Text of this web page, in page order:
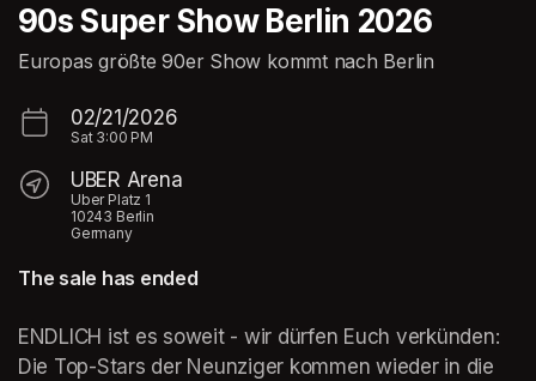
90s Super Show Berlin 2026
Europas größte 90er Show kommt nach Berlin
02/21/2026
Sat 3:00 PM
UBER Arena
Uber Platz 1
10243 Berlin
Germany
The sale has ended
ENDLICH ist es soweit - wir dürfen Euch verkünden:
Die Top-Stars der Neunziger kommen wieder in die